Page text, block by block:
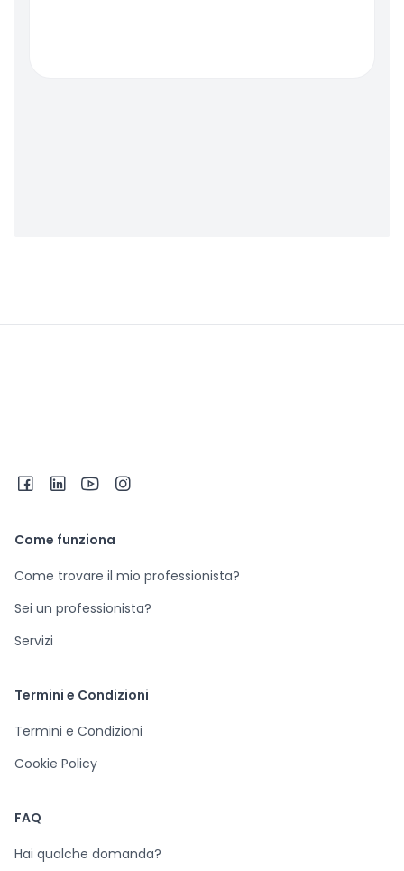
Come funziona
Come trovare il mio professionista?
Sei un professionista?
Servizi
Termini e Condizioni
Termini e Condizioni
Cookie Policy
FAQ
Hai qualche domanda?